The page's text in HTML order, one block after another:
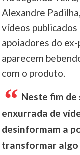
Alexandre
vídeos publicados
apoiadores do
aparecem
com o produto.
Neste fim de
enxurrada de
desinformam a
transformar algo